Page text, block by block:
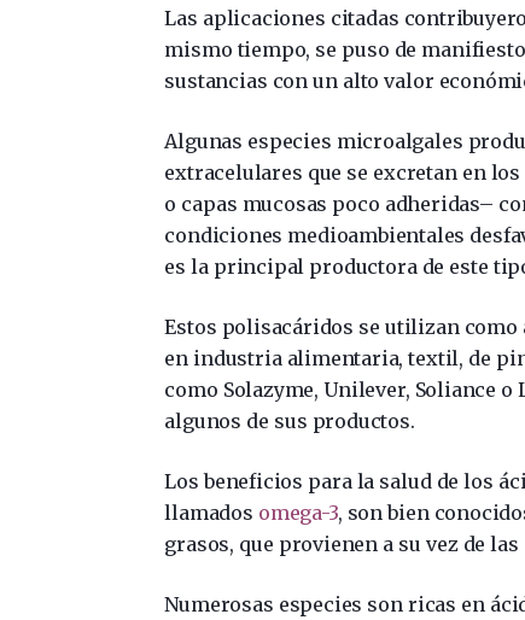
Las aplicaciones citadas
mismo tiempo, se puso de
sustancias con un alto valor
Algunas especies microalgales
extracelulares que se excretan en
o capas mucosas poco adheridas–
condiciones medioambientales
es la principal productora de este
Estos polisacáridos se utilizan como
en industria alimentaria, textil, de
como Solazyme, Unilever, Soliance
algunos de sus productos.
Los beneficios para la salud de los
llamados omega-3, son bien
grasos, que provienen a su vez de
Numerosas especies son ricas en